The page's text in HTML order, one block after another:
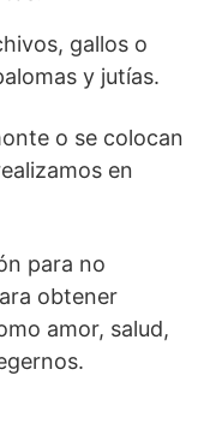
gallos o
y jutías.
o se colocan
en
para no
obtener
amor, salud,